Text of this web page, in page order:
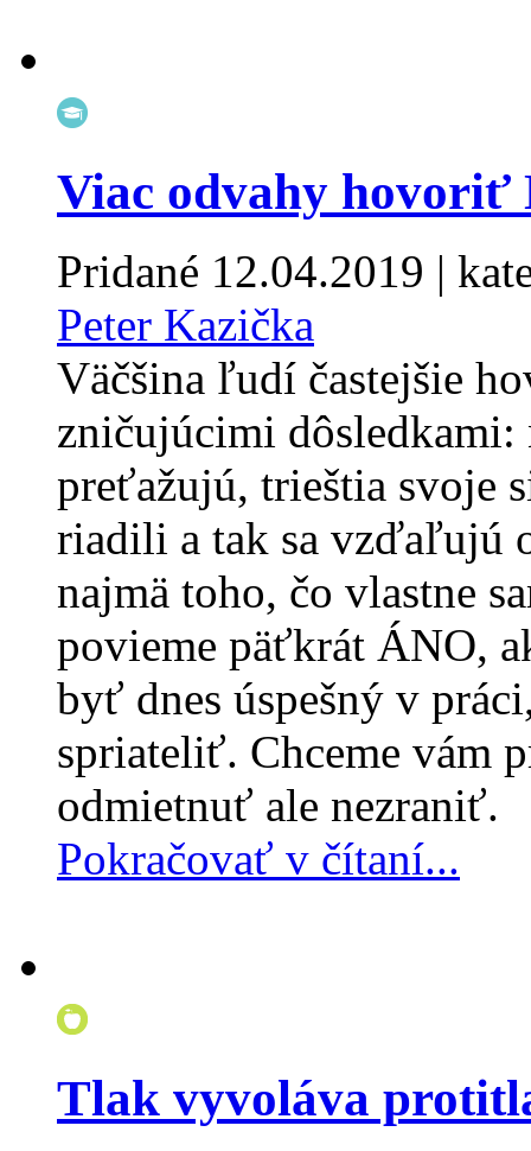
Viac odvahy hovoriť
Pridané 12.04.2019 |
Peter Kazička
Väčšina ľudí častejšie
zničujúcimi
preťažujú, trieštia svoje
riadili a tak sa vzďaľujú
najmä toho, čo vlastne
povieme päťkrát ÁNO,
byť dnes úspešný v
spriateliť. Chceme vám
odmietnuť ale nezraniť.
Pokračovať v čítaní...
Tlak vyvoláva